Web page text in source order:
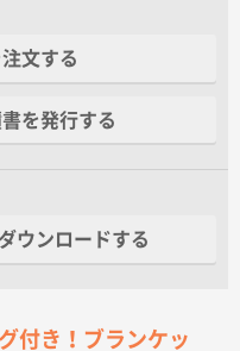
文する
を発行する
ウンロードする
付き！ブランケッ